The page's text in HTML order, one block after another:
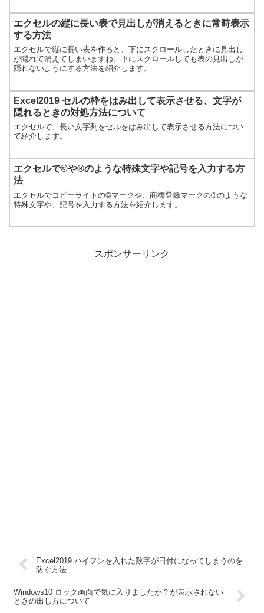
エクセルの縦に長い表で見出しが消えるときに常時表示
する方法
エクセルで縦に長い表を作ると、下にスクロールしたときに見出し
が隠れて消えてしまいますね。下にスクロールしても表の見出しが
隠れないようにする方法を紹介します。
Excel2019 セルの枠をはみ出して表示させる、文字が
隠れるときの対処方法について
エクセルで、長い文字列をセルをはみ出して表示させる方法につい
て紹介します。
エクセルで©や®のような特殊文字や記号を入力する方
法
エクセルでコピーライトの©マークや、商標登録マークの®のような
特殊文字や、記号を入力する方法を紹介します。
スポンサーリンク
Excel2019 ハイフンを入れた数字が日付になってしまうのを
防ぐ方法
Windows10 ロック画面で気に入りましたか？が表示されない
ときの出し方について